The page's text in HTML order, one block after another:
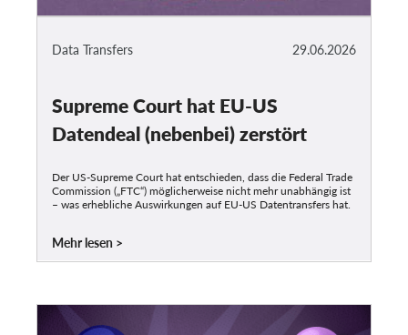
29.06.2026
Data Transfers
Supreme Court hat EU-US
Datendeal (nebenbei) zerstört
Der US-Supreme Court hat entschieden, dass die Federal Trade
Commission („FTC“) möglicherweise nicht mehr unabhängig ist
– was erhebliche Auswirkungen auf EU-US Datentransfers hat.
Mehr lesen